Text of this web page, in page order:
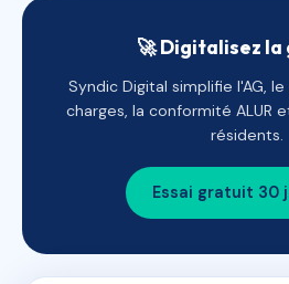
🚀 Digitalisez la
Syndic Digital simplifie l'AG,
charges, la conformité ALUR
résidents.
Essai gratuit 30